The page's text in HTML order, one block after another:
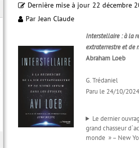
Dernière mise à jour 22 décembre
Par Jean Claude
Interstellaire : à la
extraterrestre et de
Abraham Loeb
G. Trédaniel
Paru le 24/10/2024
Le dernier
grand chasseur
monde » – New